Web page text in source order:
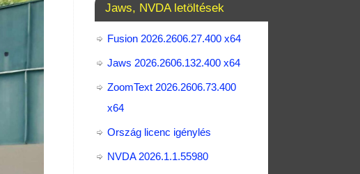
Jaws, NVDA letöltések
Fusion 2026.2606.27.400 x64
Jaws 2026.2606.132.400 x64
ZoomText 2026.2606.73.400​
x64
Ország licenc igénylés
NVDA 2026.1.1.55980